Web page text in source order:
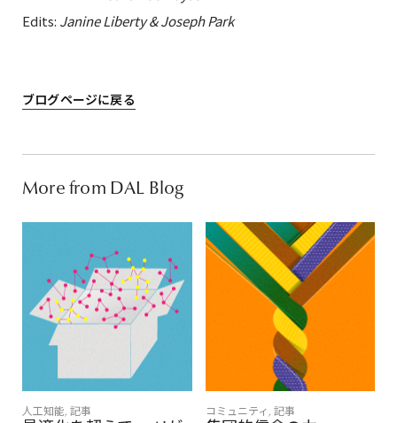
Edits: Janine Liberty& Joseph Park
ブログページに戻る
More from DAL Blog
人工知能, 記事 コミュニティ , 記事